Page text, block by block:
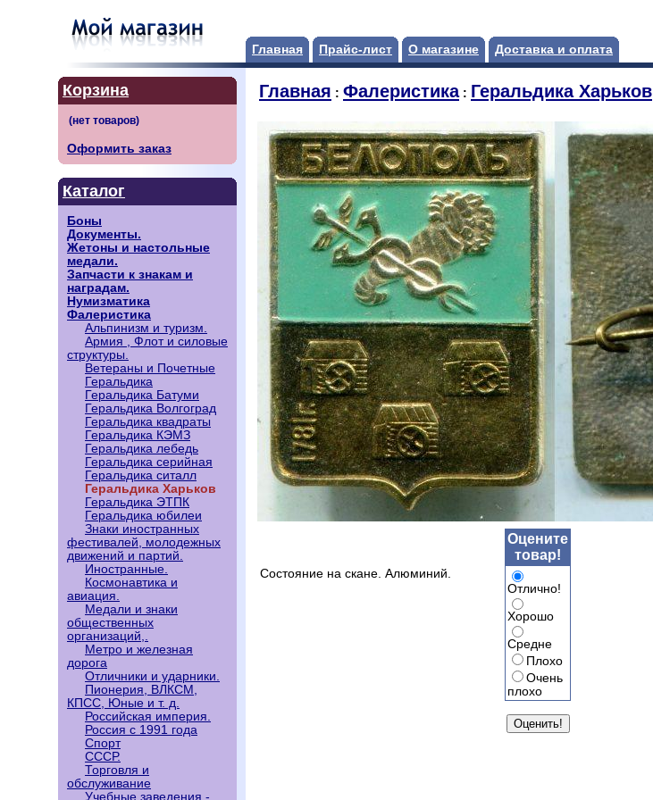
Главная Прайс-лист О магазине Доставка и оплата
Корзина
Оформить заказ
Каталог
Боны
Документы.
Жетоны и настольные
медали.
Запчасти к знакам и
наградам.
Нумизматика
Фалеристика
Альпинизм и туризм.
Армия , Флот и силовые
структуры.
Ветераны и Почетные
Геральдика
Геральдика Батуми
Геральдика Волгоград
Геральдика квадраты
Геральдика КЭМЗ
Геральдика лебедь
Геральдика серийная
Геральдика ситалл
Геральдика Харьков
Геральдика ЭТПК
Геральдика юбилеи
Знаки иностранных
фестивалей, молодежных
движений и партий.
Иностранные.
Космонавтика и
авиация.
Медали и знаки
общественных
организаций,.
Метро и железная
дорога
Отличники и ударники.
Пионерия, ВЛКСМ,
КПСС, Юные и т. д.
Российская империя.
Россия с 1991 года
Спорт
СССР.
Торговля и
обслуживание
Учебные заведения -
Главная : Фалеристика: Геральдика Харьков
Состояние на скане. Алюминий.
Оцените
товар!
Отлично!
Хорошо
Средне
Плохо
Очень
плохо